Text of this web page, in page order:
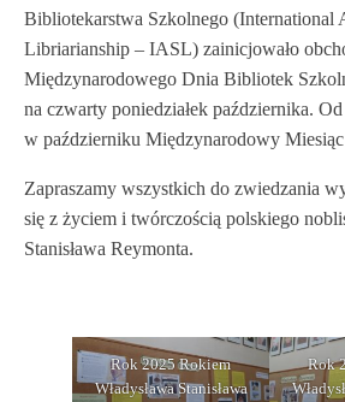
Bibliotekarstwa Szkolnego (International
Libriarianship – IASL) zainicjowało
Międzynarodowego Dnia Bibliotek
na czwarty poniedziałek października.
w październiku Międzynarodowy
Zapraszamy wszystkich do zwiedzania
się z życiem i twórczością polskiego
Stanisława Reymonta.
Rok 2025 Rokiem
Władysława Stanisława
Rok